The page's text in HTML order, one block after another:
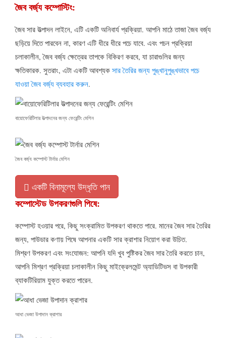
জৈব বর্জ্য কম্পোস্টিং:
জৈব সার উত্পাদন লাইনে, এটি একটি অনিবার্য প্রক্রিয়া. আপনি মাঠে তাজা জৈব বর্জ্য
ছড়িয়ে দিতে পারবেন না, কারণ এটি ধীরে ধীরে পচে যাবে. এবং পচন প্রক্রিয়া
চলাকালীন, জৈব বর্জ্য ক্ষেত্রের তাপকে বিকিরণ করবে, যা চারাগুলির জন্য
ক্ষতিকারক. সুতরাং, এটা একটি আবশ্যক সার তৈরির জন্য পুঙ্খানুপুঙ্খভাবে পচে
যাওয়া জৈব বর্জ্য ব্যবহার করুন.
বায়োফেরিটিলার উত্পাদনের জন্য ফেরেন্টিং মেশিন
জৈব বর্জ্য কম্পোস্ট টার্নার মেশিন
একটি বিনামূল্যে উদ্ধৃতি পান
কম্পোস্টেড উপকরণগুলি পিষে:
কম্পোস্ট হওয়ার পরে, কিছু সংক্রামিত উপকরণ থাকতে পারে. মানের জৈব সার তৈরির
জন্য, পাউডার কণায় পিষে আপনার একটি সার ক্রাশার নিয়োগ করা উচিত.
মিশ্রণ উপকরণ এবং সংযোজন: আপনি যদি খুব পুষ্টিকর জৈব সার তৈরি করতে চান,
আপনি মিশ্রণ প্রক্রিয়া চলাকালীন কিছু মাইক্রেলমেন্ট অ্যাডিটিভস বা উপকারী
ব্যাকটিরিয়াম যুক্ত করতে পারেন.
আধা ভেজা উপাদান ক্রাশার